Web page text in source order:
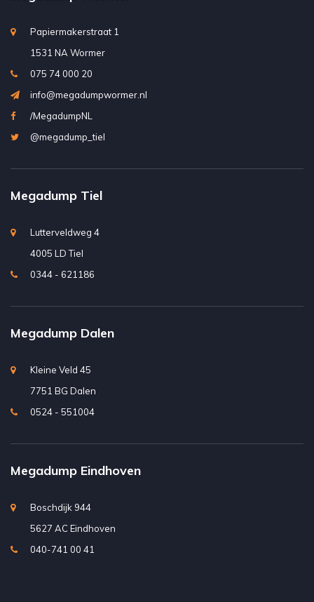
Papiermakerstraat 1
1531 NA Wormer
075 74 000 20
info@megadumpwormer.nl
/MegadumpNL
@megadump_tiel
Megadump Tiel
Lutterveldweg 4
4005 LD Tiel
0344 - 621186
Megadump Dalen
Kleine Veld 45
7751 BG Dalen
0524 - 551004
Megadump Eindhoven
Boschdijk 944
5627 AC Eindhoven
040-741 00 41